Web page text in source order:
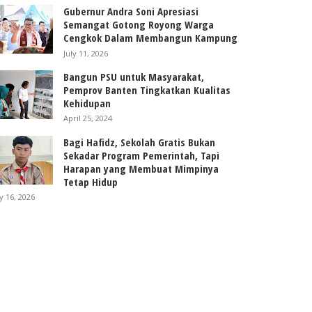
Gubernur Andra Soni Apresiasi
Semangat Gotong Royong Warga
Cengkok Dalam Membangun Kampung
July 11, 2026
Bangun PSU untuk Masyarakat,
Pemprov Banten Tingkatkan Kualitas
Kehidupan
April 25, 2024
Bagi Hafidz, Sekolah Gratis Bukan
Sekadar Program Pemerintah, Tapi
Harapan yang Membuat Mimpinya
Tetap Hidup
16, 2026